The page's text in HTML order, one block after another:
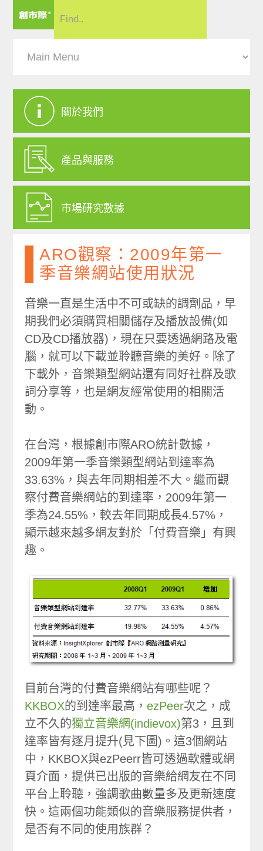
關於我們
產品與服務
市場研究數據
ARO觀察：2009年第一
季音樂網站使用狀況
音樂一直是生活中不可或缺的調劑品，早
期我們必須購買相關儲存及播放設備(如
CD及CD播放器)，現在只要透過網路及電
腦，就可以下載並聆聽音樂的美好。除了
下載外，音樂類型網站還有同好社群及歌
詞分享等，也是網友經常使用的相關活
動。
在台灣，根據創市際ARO統計數據，
2009年第一季音樂類型網站到達率為
33.63%，與去年同期相差不大。繼而觀
察付費音樂網站的到達率，2009年第一
季為24.55%，較去年同期成長4.57%，
顯示越來越多網友對於「付費音樂」有興
趣。
目前台灣的付費音樂網站有哪些呢？
KKBOX的到達率最高，ezPeer次之，成
立不久的獨立音樂網(indievox)第3，且到
達率皆有逐月提升(見下圖)。這3個網站
中，KKBOX與ezPeerr皆可透過軟體或網
頁介面，提供已出版的音樂給網友在不同
平台上聆聽，強調歌曲數量多及更新速度
快。這兩個功能類似的音樂服務提供者，
是否有不同的使用族群？